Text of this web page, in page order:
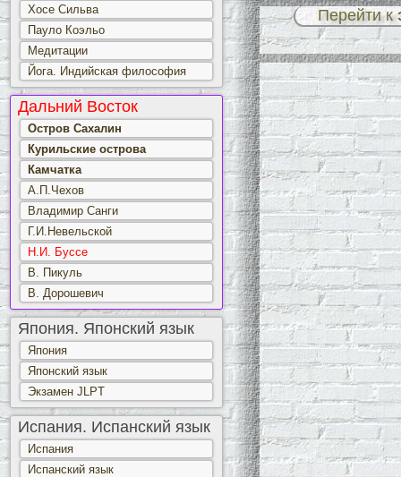
Хосе Сильва
Пауло Коэльо
Медитации
Йога. Индийская философия
Дальний Восток
Остров Сахалин
Курильские острова
Камчатка
А.П.Чехов
Владимир Санги
Г.И.Невельской
Н.И. Буссе
В. Пикуль
В. Дорошевич
Япония. Японский язык
Япония
Японский язык
Экзамен JLPT
Испания. Испанский язык
Испания
Испанский язык
Перейти к